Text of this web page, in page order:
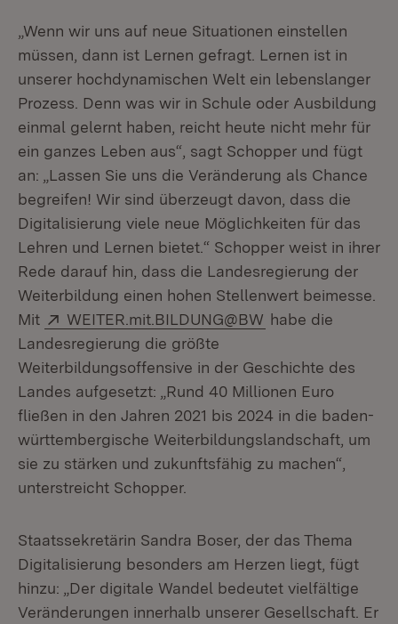
„Wenn wir uns auf neue Situationen einstellen
müssen, dann ist Lernen gefragt. Lernen ist in
unserer hochdynamischen Welt ein lebenslanger
Prozess. Denn was wir in Schule oder Ausbildung
einmal gelernt haben, reicht heute nicht mehr für
ein ganzes Leben aus“, sagt Schopper und fügt
an: „Lassen Sie uns die Veränderung als Chance
begreifen! Wir sind überzeugt davon, dass die
Digitalisierung viele neue Möglichkeiten für das
Lehren und Lernen bietet.“ Schopper weist in ihrer
Rede darauf hin, dass die Landesregierung der
Weiterbildung einen hohen Stellenwert beimesse.
Mit
Extern:
WEITER.mit.BILDUNG@BW habe die
Landesregierung die größte
Weiterbildungsoffensive in der Geschichte des
Landes aufgesetzt: „Rund 40 Millionen Euro
fließen in den Jahren 2021 bis 2024 in die baden-
württembergische Weiterbildungslandschaft, um
sie zu stärken und zukunftsfähig zu machen“,
unterstreicht Schopper.
Staatssekretärin Sandra Boser, der das Thema
Digitalisierung besonders am Herzen liegt, fügt
hinzu: „Der digitale Wandel bedeutet vielfältige
Veränderungen innerhalb unserer Gesellschaft. Er